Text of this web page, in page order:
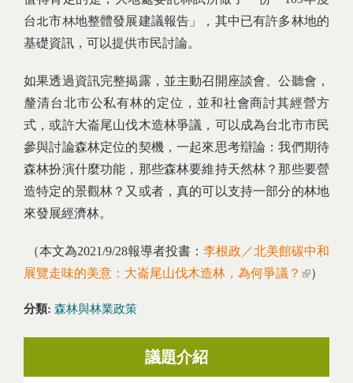
台北市林地整體發展建議報告」，其中已有許多林地的
基礎資訊，可以提供市民討論。
如果透過資訊完整揭露，並主動召開座談會、公聽會，
釐清台北市公私有林的定位，並和社會商討其經營方
式，或許大崙尾山伐木造林爭議，可以成為台北市市民
參與討論森林定位的契機，一起來思考辯論：我們期待
森林扮演什麼功能，那些森林要維持天然林？那些要營
造特定的景觀林？又或者，真的可以支持一部分的林地
來發展經濟林。
（本文為2021/9/28報導者投書： 李根政／北美館碳中和
展覽走味的美意：大崙尾山伐木造林，為何爭議？ (link is
）
分類: 森林與林業政策
議題介紹